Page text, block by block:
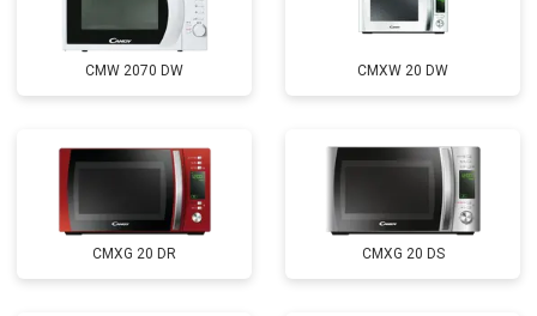
CMW 2070 DW CMXW 20 DW
CMXG 20 DR CMXG 20 DS